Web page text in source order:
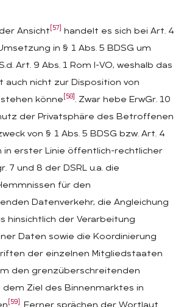
Ansicht [57]
handelt es sich bei Art. 4
in § 1 Abs. 5 BDSG um
Art. 9 Abs. 1 Rom I-VO, weshalb das
auch nicht zur Disposition von
könne [58] . Zwar hebe ErwGr. 10
der Privatsphäre des Betroffenen
von § 1 Abs. 5 BDSG bzw. Art. 4
in erster Linie öffentlich-rechtlicher
7 und 8 der DSRL u.a. die
für den
Datenverkehr, die Angleichung
hinsichtlich der Verarbeitung
Daten sowie die Koordinierung
der einzelnen Mitgliedstaaten
den grenzüberschreitenden
Ziel des Binnenmarktes in
[59]